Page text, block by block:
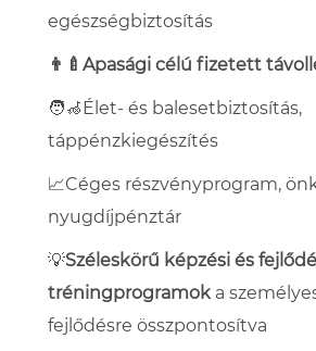
egészségbiztosítás
👨‍🍼Apasági célú fizetett
🧑‍🦽Élet- és balesetbiztosítás,
táppénzkiegészítés
📈Céges részvényprogram,
nyugdíjpénztár
💡Széleskörű képzési és
tréningprogramoka
fejlődésre összpontosítva